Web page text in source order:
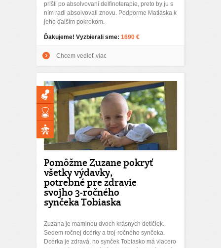
prišli po absolvovaní delfinoterapie, preto by ju s
ním radi absolvovali znovu. Podporme Matiaska k
jeho ďalším pokrokom.
Ďakujeme! Vyzbierali sme: 1690 €
Chcem vedieť viac
Pomôžme Zuzane pokryť
všetky výdavky,
potrebné pre zdravie
svojho 3-ročného
synčeka Tobiaska
Zuzana je maminou dvoch krásnych detičiek.
Sedem ročnej dcérky a troj-ročného synčeka.
Dcérka je zdravá, no synček Tobiasko má viacero